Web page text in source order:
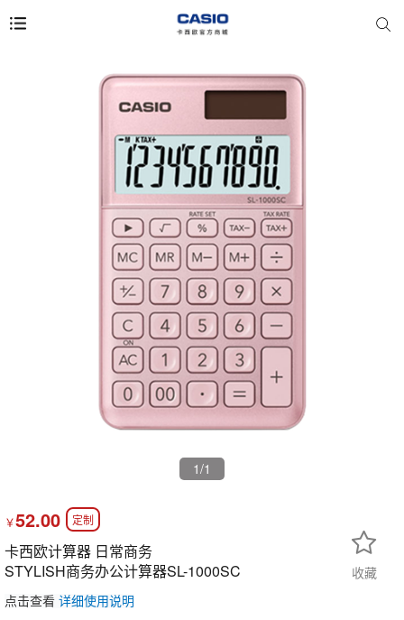
1/1
￥52.00 定制
卡西欧计算器 日常商务
STYLISH商务办公计算器SL-1000SC
点击查看 详细使用说明
收藏